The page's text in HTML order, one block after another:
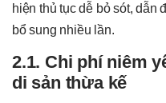
hiện thủ tục dễ bỏ sót, dẫn
bổ sung nhiều lần.
2.1. Chi phí niêm
di sản thừa kế